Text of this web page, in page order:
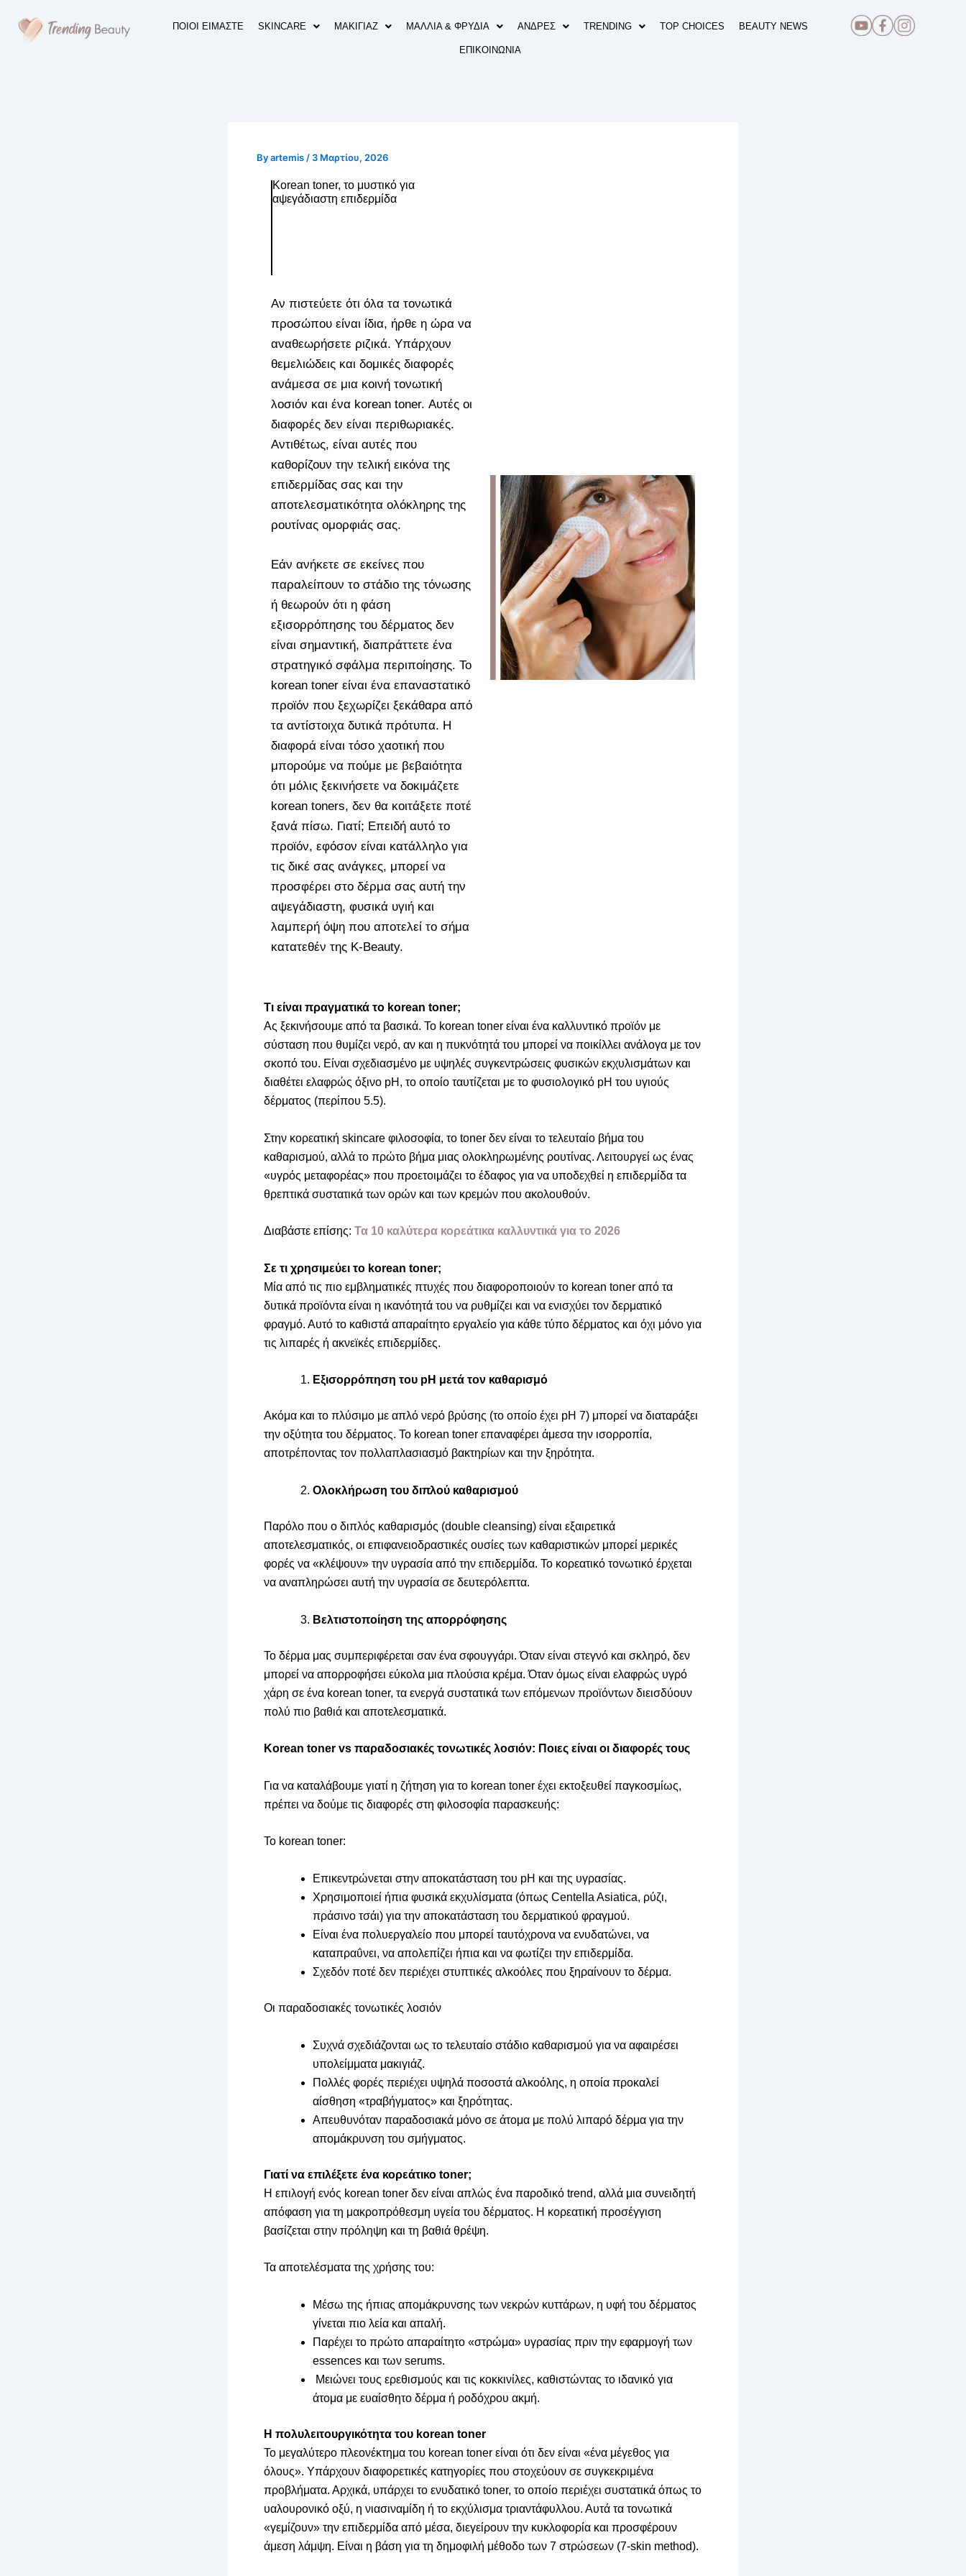
content
ΠΟΙΟΙ ΕΙΜΑΣΤΕ SKINCARE ΜΑΚΙΓΙΑΖ ΜΑΛΛΙΑ & ΦΡΥΔΙΑ ΑΝΔΡΕΣ TRENDING TOP CHOICES BEAUTY NEWS
ΕΠΙΚΟΙΝΩΝΙΑ
Byartemis / 3 Μαρτίου, 2026
Korean toner, το μυστικό για
αψεγάδιαστη επιδερμίδα
Αν πιστεύετε ότι όλα τα τονωτικά
προσώπου είναι ίδια, ήρθε η ώρα να
αναθεωρήσετε ριζικά. Υπάρχουν
θεμελιώδεις και δομικές διαφορές
ανάμεσα σε μια κοινή τονωτική
λοσιόν και ένα korean toner. Αυτές οι
διαφορές δεν είναι περιθωριακές.
Αντιθέτως, είναι αυτές που
καθορίζουν την τελική εικόνα της
επιδερμίδας σας και την
αποτελεσματικότητα ολόκληρης της
ρουτίνας ομορφιάς σας.
Εάν ανήκετε σε εκείνες που
παραλείπουν το στάδιο της τόνωσης
ή θεωρούν ότι η φάση
εξισορρόπησης του δέρματος δεν
είναι σημαντική, διαπράττετε ένα
στρατηγικό σφάλμα περιποίησης. Το
korean toner είναι ένα επαναστατικό
προϊόν που ξεχωρίζει ξεκάθαρα από
τα αντίστοιχα δυτικά πρότυπα. Η
διαφορά είναι τόσο χαοτική που
μπορούμε να πούμε με βεβαιότητα
ότι μόλις ξεκινήσετε να δοκιμάζετε
korean toners, δεν θα κοιτάξετε ποτέ
ξανά πίσω. Γιατί; Επειδή αυτό το
προϊόν, εφόσον είναι κατάλληλο για
τις δικέ σας ανάγκες, μπορεί να
προσφέρει στο δέρμα σας αυτή την
αψεγάδιαστη, φυσικά υγιή και
λαμπερή όψη που αποτελεί το σήμα
κατατεθέν της K-Beauty.
Τι είναι πραγματικά το korean toner;
Ας ξεκινήσουμε από τα βασικά. Το korean toner είναι ένα καλλυντικό προϊόν με
σύσταση που θυμίζει νερό, αν και η πυκνότητά του μπορεί να ποικίλλει ανάλογα με τον
σκοπό του. Είναι σχεδιασμένο με υψηλές συγκεντρώσεις φυσικών εκχυλισμάτων και
διαθέτει ελαφρώς όξινο pH, το οποίο ταυτίζεται με το φυσιολογικό pH του υγιούς
δέρματος (περίπου 5.5).
Στην κορεατική skincare φιλοσοφία, το toner δεν είναι το τελευταίο βήμα του
καθαρισμού, αλλά το πρώτο βήμα μιας ολοκληρωμένης ρουτίνας. Λειτουργεί ως ένας
«υγρός μεταφορέας» που προετοιμάζει το έδαφος για να υποδεχθεί η επιδερμίδα τα
θρεπτικά συστατικά των ορών και των κρεμών που ακολουθούν.
Διαβάστε επίσης: Τα 10 καλύτερα κορεάτικα καλλυντικά για το 2026
Σε τι χρησιμεύει το korean toner;
Μία από τις πιο εμβληματικές πτυχές που διαφοροποιούν το korean toner από τα
δυτικά προϊόντα είναι η ικανότητά του να ρυθμίζει και να ενισχύει τον δερματικό
φραγμό. Αυτό το καθιστά απαραίτητο εργαλείο για κάθε τύπο δέρματος και όχι μόνο για
τις λιπαρές ή ακνεϊκές επιδερμίδες.
Εξισορρόπηση του pH μετά τον καθαρισμό
Ακόμα και το πλύσιμο με απλό νερό βρύσης (το οποίο έχει pH 7) μπορεί να διαταράξει
την οξύτητα του δέρματος. Το korean toner επαναφέρει άμεσα την ισορροπία,
αποτρέποντας τον πολλαπλασιασμό βακτηρίων και την ξηρότητα.
Ολοκλήρωση του διπλού καθαρισμού
Παρόλο που ο διπλός καθαρισμός (double cleansing) είναι εξαιρετικά
αποτελεσματικός, οι επιφανειοδραστικές ουσίες των καθαριστικών μπορεί μερικές
φορές να «κλέψουν» την υγρασία από την επιδερμίδα. Το κορεατικό τονωτικό έρχεται
να αναπληρώσει αυτή την υγρασία σε δευτερόλεπτα.
Βελτιστοποίηση της απορρόφησης
Το δέρμα μας συμπεριφέρεται σαν ένα σφουγγάρι. Όταν είναι στεγνό και σκληρό, δεν
μπορεί να απορροφήσει εύκολα μια πλούσια κρέμα. Όταν όμως είναι ελαφρώς υγρό
χάρη σε ένα korean toner, τα ενεργά συστατικά των επόμενων προϊόντων διεισδύουν
πολύ πιο βαθιά και αποτελεσματικά.
Korean toner vs παραδοσιακές τονωτικές λοσιόν: Ποιες είναι οι διαφορές τους
Για να καταλάβουμε γιατί η ζήτηση για το korean toner έχει εκτοξευθεί παγκοσμίως,
πρέπει να δούμε τις διαφορές στη φιλοσοφία παρασκευής:
Το korean toner:
Επικεντρώνεται στην αποκατάσταση του pH και της υγρασίας.
Χρησιμοποιεί ήπια φυσικά εκχυλίσματα (όπως Centella Asiatica, ρύζι,
πράσινο τσάι) για την αποκατάσταση του δερματικού φραγμού.
Είναι ένα πολυεργαλείο που μπορεί ταυτόχρονα να ενυδατώνει, να
καταπραΰνει, να απολεπίζει ήπια και να φωτίζει την επιδερμίδα.
Σχεδόν ποτέ δεν περιέχει στυπτικές αλκοόλες που ξηραίνουν το δέρμα.
Οι παραδοσιακές τονωτικές λοσιόν
Συχνά σχεδιάζονται ως το τελευταίο στάδιο καθαρισμού για να αφαιρέσει
υπολείμματα μακιγιάζ.
Πολλές φορές περιέχει υψηλά ποσοστά αλκοόλης, η οποία προκαλεί
αίσθηση «τραβήγματος» και ξηρότητας.
Απευθυνόταν παραδοσιακά μόνο σε άτομα με πολύ λιπαρό δέρμα για την
απομάκρυνση του σμήγματος.
Γιατί να επιλέξετε ένα κορεάτικο toner;
Η επιλογή ενός korean toner δεν είναι απλώς ένα παροδικό trend, αλλά μια συνειδητή
απόφαση για τη μακροπρόθεσμη υγεία του δέρματος. Η κορεατική προσέγγιση
βασίζεται στην πρόληψη και τη βαθιά θρέψη.
Τα αποτελέσματα της χρήσης του:
Μέσω της ήπιας απομάκρυνσης των νεκρών κυττάρων, η υφή του δέρματος
γίνεται πιο λεία και απαλή.
Παρέχει το πρώτο απαραίτητο «στρώμα» υγρασίας πριν την εφαρμογή των
essences και των serums.
Μειώνει τους ερεθισμούς και τις κοκκινίλες, καθιστώντας το ιδανικό για
άτομα με ευαίσθητο δέρμα ή ροδόχρου ακμή.
Η πολυλειτουργικότητα του korean toner
Το μεγαλύτερο πλεονέκτημα του korean toner είναι ότι δεν είναι «ένα μέγεθος για
όλους». Υπάρχουν διαφορετικές κατηγορίες που στοχεύουν σε συγκεκριμένα
προβλήματα. Αρχικά, υπάρχει το ενυδατικό toner, το οποίο περιέχει συστατικά όπως το
υαλουρονικό οξύ, η νιασιναμίδη ή το εκχύλισμα τριαντάφυλλου. Αυτά τα τονωτικά
«γεμίζουν» την επιδερμίδα από μέσα, διεγείρουν την κυκλοφορία και προσφέρουν
άμεση λάμψη. Είναι η βάση για τη δημοφιλή μέθοδο των 7 στρώσεων (7-skin method).